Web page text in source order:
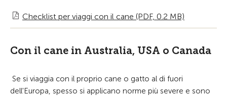
Checklist per viaggi con il cane (PDF, 0.2 MB)
Con il cane in Australia, USA o Canada
Se si viaggia con il proprio cane o gatto al di fuori
dell'Europa, spesso si applicano norme più severe e sono